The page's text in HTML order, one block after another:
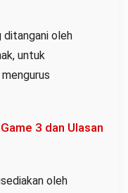
ditangani oleh
untuk
3 dan Ulasan
oleh